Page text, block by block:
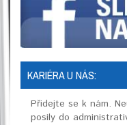
KARIÉRA U NÁS:
Přidejte se k nám.
posily do